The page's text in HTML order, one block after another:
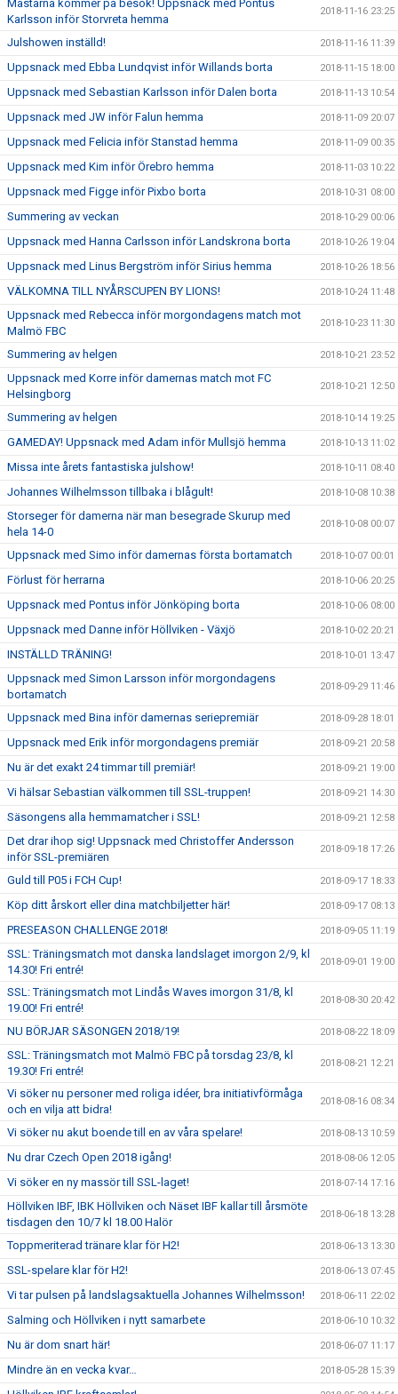
Mästarna kommer på besök! Uppsnack med Pontus
Karlsson inför Storvreta hemma
2018-11-16 23:25
Julshowen inställd! 2018-11-16 11:39
Uppsnack med Ebba Lundqvist inför Willands borta 2018-11-15 18:00
Uppsnack med Sebastian Karlsson inför Dalen borta 2018-11-13 10:54
Uppsnack med JW inför Falun hemma 2018-11-09 20:07
Uppsnack med Felicia inför Stanstad hemma 2018-11-09 00:35
Uppsnack med Kim inför Örebro hemma 2018-11-03 10:22
Uppsnack med Figge inför Pixbo borta 2018-10-31 08:00
Summering av veckan 2018-10-29 00:06
Uppsnack med Hanna Carlsson inför Landskrona borta 2018-10-26 19:04
Uppsnack med Linus Bergström inför Sirius hemma 2018-10-26 18:56
VÄLKOMNA TILL NYÅRSCUPEN BY LIONS! 2018-10-24 11:48
Uppsnack med Rebecca inför morgondagens match mot
Malmö FBC
2018-10-23 11:30
Summering av helgen 2018-10-21 23:52
Uppsnack med Korre inför damernas match mot FC
Helsingborg
2018-10-21 12:50
Summering av helgen 2018-10-14 19:25
GAMEDAY! Uppsnack med Adam inför Mullsjö hemma 2018-10-13 11:02
Missa inte årets fantastiska julshow! 2018-10-11 08:40
Johannes Wilhelmsson tillbaka i blågult! 2018-10-08 10:38
Storseger för damerna när man besegrade Skurup med
hela 14-0
2018-10-08 00:07
Uppsnack med Simo inför damernas första bortamatch 2018-10-07 00:01
Förlust för herrarna 2018-10-06 20:25
Uppsnack med Pontus inför Jönköping borta 2018-10-06 08:00
Uppsnack med Danne inför Höllviken - Växjö 2018-10-02 20:21
INSTÄLLD TRÄNING! 2018-10-01 13:47
Uppsnack med Simon Larsson inför morgondagens
bortamatch
2018-09-29 11:46
Uppsnack med Bina inför damernas seriepremiär 2018-09-28 18:01
Uppsnack med Erik inför morgondagens premiär 2018-09-21 20:58
Nu är det exakt 24 timmar till premiär! 2018-09-21 19:00
Vi hälsar Sebastian välkommen till SSL-truppen! 2018-09-21 14:30
Säsongens alla hemmamatcher i SSL! 2018-09-21 12:58
Det drar ihop sig! Uppsnack med Christoffer Andersson
inför SSL-premiären
2018-09-18 17:26
Guld till P05 i FCH Cup! 2018-09-17 18:33
Köp ditt årskort eller dina matchbiljetter här! 2018-09-17 08:13
PRESEASON CHALLENGE 2018! 2018-09-05 11:19
SSL: Träningsmatch mot danska landslaget imorgon 2/9, kl
14.30! Fri entré!
2018-09-01 19:00
SSL: Träningsmatch mot Lindås Waves imorgon 31/8, kl
19.00! Fri entré!
2018-08-30 20:42
NU BÖRJAR SÄSONGEN 2018/19! 2018-08-22 18:09
SSL: Träningsmatch mot Malmö FBC på torsdag 23/8, kl
19.30! Fri entré!
2018-08-21 12:21
Vi söker nu personer med roliga idéer, bra initiativförmåga
och en vilja att bidra!
2018-08-16 08:34
Vi söker nu akut boende till en av våra spelare! 2018-08-13 10:59
Nu drar Czech Open 2018 igång! 2018-08-06 12:05
Vi söker en ny massör till SSL-laget! 2018-07-14 17:16
Höllviken IBF, IBK Höllviken och Näset IBF kallar till årsmöte
tisdagen den 10/7 kl 18.00 Halör
2018-06-18 13:28
Toppmeriterad tränare klar för H2! 2018-06-13 13:30
SSL-spelare klar för H2! 2018-06-13 07:45
Vi tar pulsen på landslagsaktuella Johannes Wilhelmsson! 2018-06-11 22:02
Salming och Höllviken i nytt samarbete 2018-06-10 10:32
Nu är dom snart här! 2018-06-07 11:17
Mindre än en vecka kvar… 2018-05-28 15:39